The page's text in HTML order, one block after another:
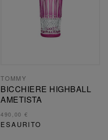
TOMMY
BICCHIERE HIGHBALL
AMETISTA
490,00 €
ESAURITO